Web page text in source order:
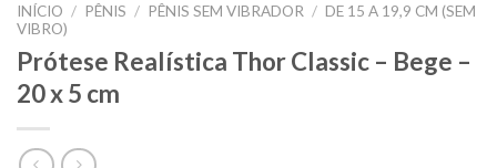
INÍCIO / PÊNIS / PÊNIS SEM VIBRADOR / DE 15 A 19,9 CM (SEM
VIBRO)
Prótese Realística Thor Classic – Bege –
20 x 5 cm